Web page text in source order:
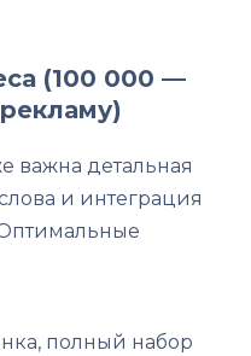
(100 000 —
важна детальная
и интеграция
полный набор